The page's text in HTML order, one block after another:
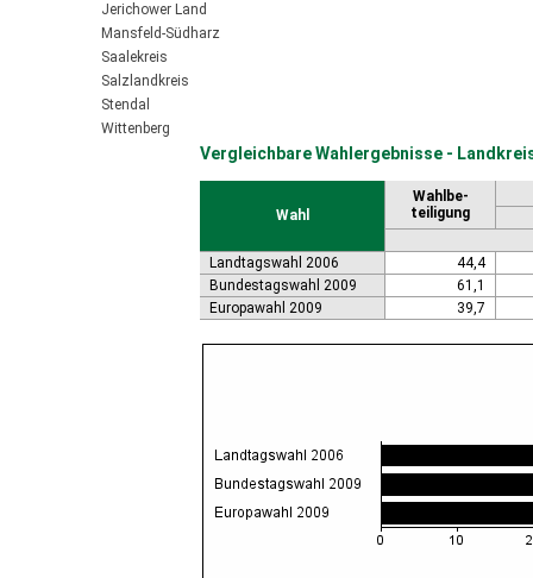
Jerichower Land
Mansfeld-Südharz
Saalekreis
Salzlandkreis
Stendal
Wittenberg
Vergleichbare Wahlergebnisse -
Wahl
Wahlbe-
teiligung
Landtagswahl 2006
44,4
Bundestagswahl 2009
61,1
Europawahl 2009
39,7